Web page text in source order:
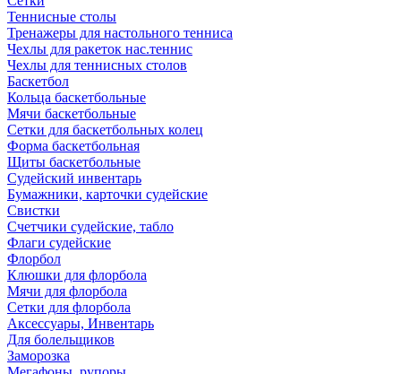
Теннисные столы
Тренажеры для настольного тенниса
Чехлы для ракеток нас.теннис
Чехлы для теннисных столов
Баскетбол
Кольца баскетбольные
Мячи баскетбольные
Сетки для баскетбольных колец
Форма баскетбольная
Щиты баскетбольные
Судейский инвентарь
Бумажники, карточки судейские
Свистки
Счетчики судейские, табло
Флаги судейские
Флорбол
Клюшки для флорбола
Мячи для флорбола
Сетки для флорбола
Аксессуары, Инвентарь
Для болельщиков
Заморозка